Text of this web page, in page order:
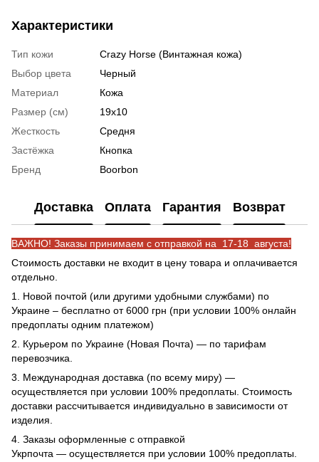
Характеристики
Тип кожи
Crazy Horse (Винтажная кожа)
Выбор цвета
Черный
Материал
Кожа
Размер (см)
19х10
Жесткость
Средня
Застёжка
Кнопка
Бренд
Boorbon
Доставка Оплата Гарантия Возврат
ВАЖНО! Заказы принимаем с отправкой на 17-18 августа!
Стоимость доставки не входит в цену товара и оплачивается
отдельно.
1. Новой почтой (или другими удобными службами) по
Украине – бесплатно от 6000 грн (при условии 100% онлайн
предоплаты одним платежом)
2. Курьером по Украине (Новая Почта) — по тарифам
перевозчика.
3. Международная доставка (по всему миру) —
осуществляется при условии 100% предоплаты. Стоимость
доставки рассчитывается индивидуально в зависимости от
изделия.
4. Заказы оформленные с отправкой
Укрпочта — осуществляется при условии 100% предоплаты.